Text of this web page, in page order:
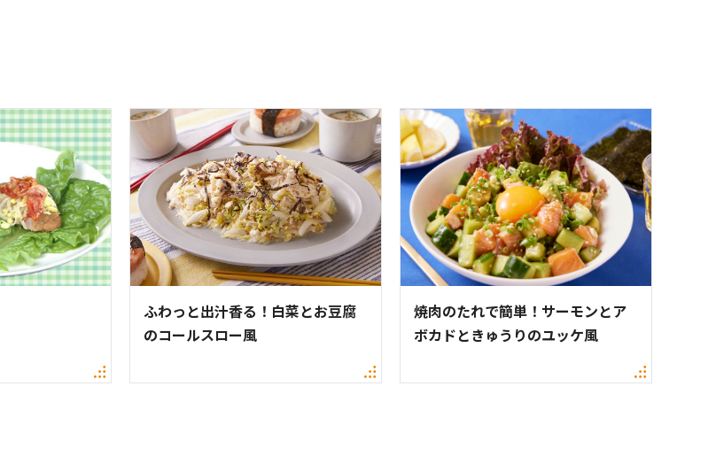
ふわっと出汁香る！白菜とお豆腐
のコールスロー風
焼肉のたれで簡単！サーモンとア
ボカドときゅうりのユッケ風